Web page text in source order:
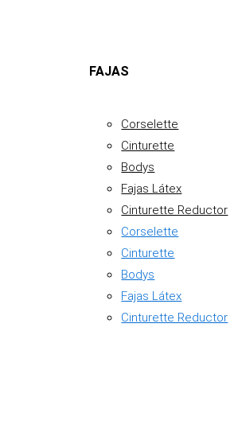
FAJAS
Corselette
Cinturette
Bodys
Fajas Látex
Cinturette Reductor
Corselette
Cinturette
Bodys
Fajas Látex
Cinturette Reductor